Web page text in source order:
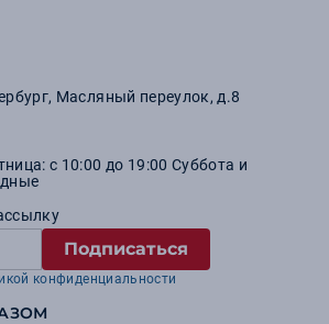
, Масляный переулок, д.8
с 10:00 до 19:00 Суббота и
Подписаться
конфиденциальности